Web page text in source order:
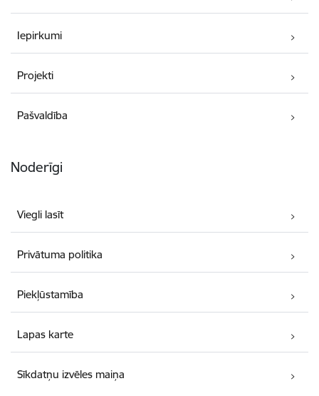
Iepirkumi
Projekti
Pašvaldība
Noderīgi
Viegli lasīt
Privātuma politika
Piekļūstamība
Lapas karte
Sīkdatņu izvēles maiņa